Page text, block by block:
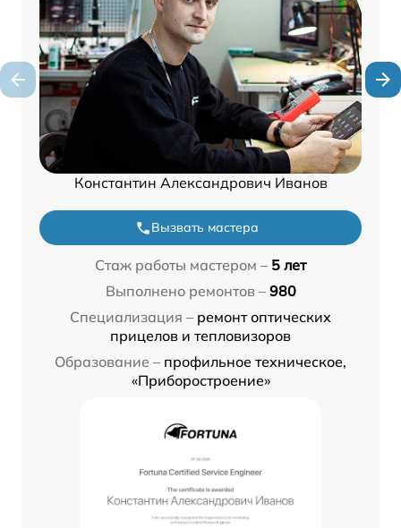
Константин Александрович Иванов
Вызвать мастера
Стаж работы мастером – 5 лет
Выполнено ремонтов – 980
Специализация – ремонт оптических
прицелов и тепловизоров
Образование – профильное техническое,
«Приборостроение»